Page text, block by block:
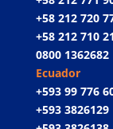
+58 212 720
+58 212 710
0800 1362682
Ecuador
+593 99 776
+593 3826129